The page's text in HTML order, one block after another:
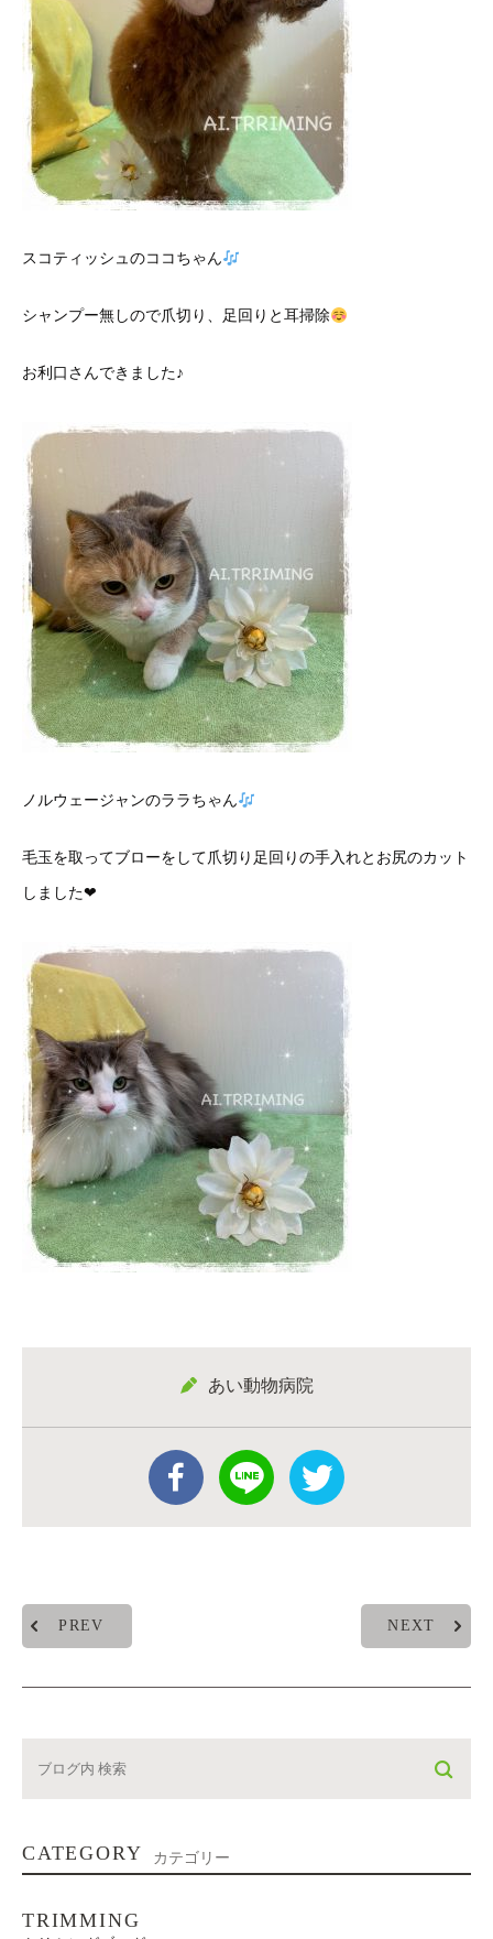
スコティッシュのココちゃん
シャンプー無しので爪切り、足回りと耳掃除
お利口さんできました♪
ノルウェージャンのララちゃん
毛玉を取ってブローをして爪切り足回りの手入れとお尻のカット
しました❤︎
あい動物病院
PREV NEXT
CATEGORY カテゴリー
TRIMMING